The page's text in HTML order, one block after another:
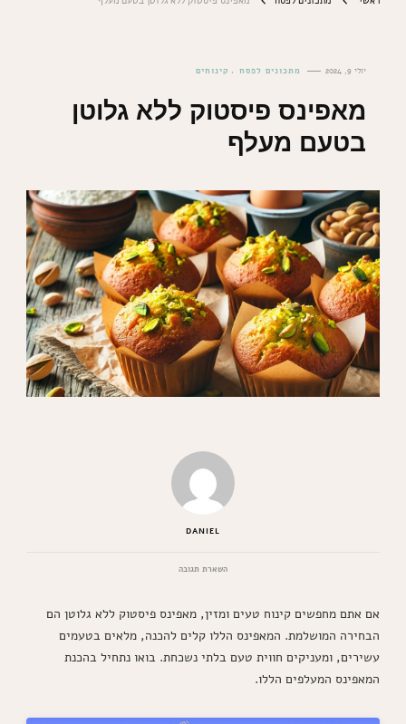
יולי 9, 2024 מתכונים לפסח קינוחים
מאפינס פיסטוק ללא גלוטן
בטעם מעלף
DANIEL
השארת תגובהבנושא
ללא
בטעם
מעלף
אם אתם מחפשים קינוח טעים ומזין, מאפינס פיסטוק ללא גלוטן הם
הבחירה המושלמת. המאפינס הללו קלים להכנה, מלאים בטעמים
עשירים, ומעניקים חווית טעם בלתי נשכחת. בואו נתחיל בהכנת
המאפינס המעלפים הללו.